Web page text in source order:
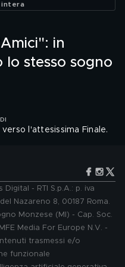
intera
in
lo stesso sogno
l'attesissima Finale.
- RTI S.p.A.: p. iva
Nazareno 8, 00187 Roma.
Monzese (MI) - Cap. Soc.
Media For Europe N.V. -
trasmessi e/o
funzionale